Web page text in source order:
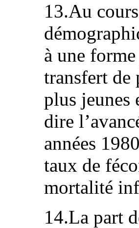
13.Au
à une
transfert de
plus jeunes
dire
années
taux de
mortalité
14.La part